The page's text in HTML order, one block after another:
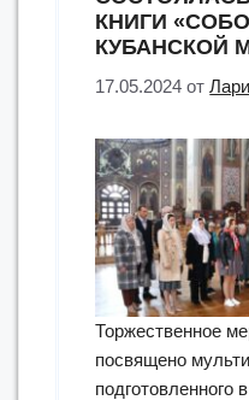
г.
Москвы”
КНИГИ
КУБАНСКОЙ
17.05.2024 от
Торжественное
посвящено
подготовленного